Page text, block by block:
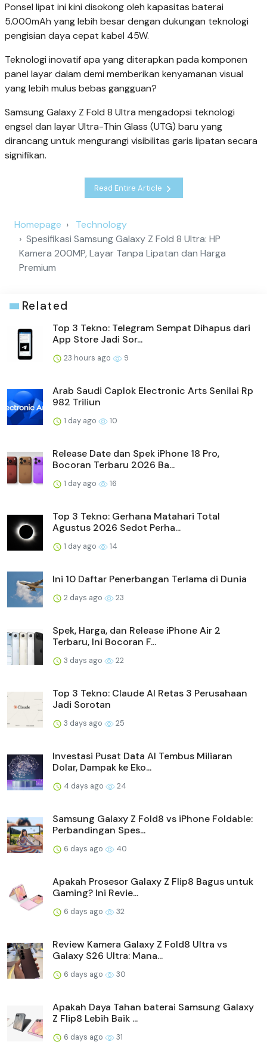
Ponsel lipat ini kini disokong oleh kapasitas baterai
5.000mAh yang lebih besar dengan dukungan teknologi
pengisian daya cepat kabel 45W.
Teknologi inovatif apa yang diterapkan pada komponen
panel layar dalam demi memberikan kenyamanan visual
yang lebih mulus bebas gangguan?
Samsung Galaxy Z Fold 8 Ultra mengadopsi teknologi
engsel dan layar Ultra-Thin Glass (UTG) baru yang
dirancang untuk mengurangi visibilitas garis lipatan secara
signifikan.
Read Entire Article
Homepage
Technology
Spesifikasi Samsung Galaxy Z Fold 8 Ultra: HP
Kamera 200MP, Layar Tanpa Lipatan dan Harga
Premium
Related
Top 3 Tekno: Telegram Sempat Dihapus dari
App Store Jadi Sor...
23 hours ago 9
Arab Saudi Caplok Electronic Arts Senilai Rp
982 Triliun
1 day ago 10
Release Date dan Spek iPhone 18 Pro,
Bocoran Terbaru 2026 Ba...
1 day ago 16
Top 3 Tekno: Gerhana Matahari Total
Agustus 2026 Sedot Perha...
1 day ago 14
Ini 10 Daftar Penerbangan Terlama di Dunia
2 days ago 23
Spek, Harga, dan Release iPhone Air 2
Terbaru, Ini Bocoran F...
3 days ago 22
Top 3 Tekno: Claude AI Retas 3 Perusahaan
Jadi Sorotan
3 days ago 25
Investasi Pusat Data AI Tembus Miliaran
Dolar, Dampak ke Eko...
4 days ago 24
Samsung Galaxy Z Fold8 vs iPhone Foldable:
Perbandingan Spes...
6 days ago 40
Apakah Prosesor Galaxy Z Flip8 Bagus untuk
Gaming? Ini Revie...
6 days ago 32
Review Kamera Galaxy Z Fold8 Ultra vs
Galaxy S26 Ultra: Mana...
6 days ago 30
Apakah Daya Tahan baterai Samsung Galaxy
Z Flip8 Lebih Baik ...
6 days ago 31